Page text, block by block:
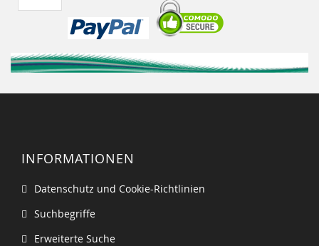
INFORMATIONEN
Datenschutz und Cookie-Richtlinien
Suchbegriffe
Erweiterte Suche